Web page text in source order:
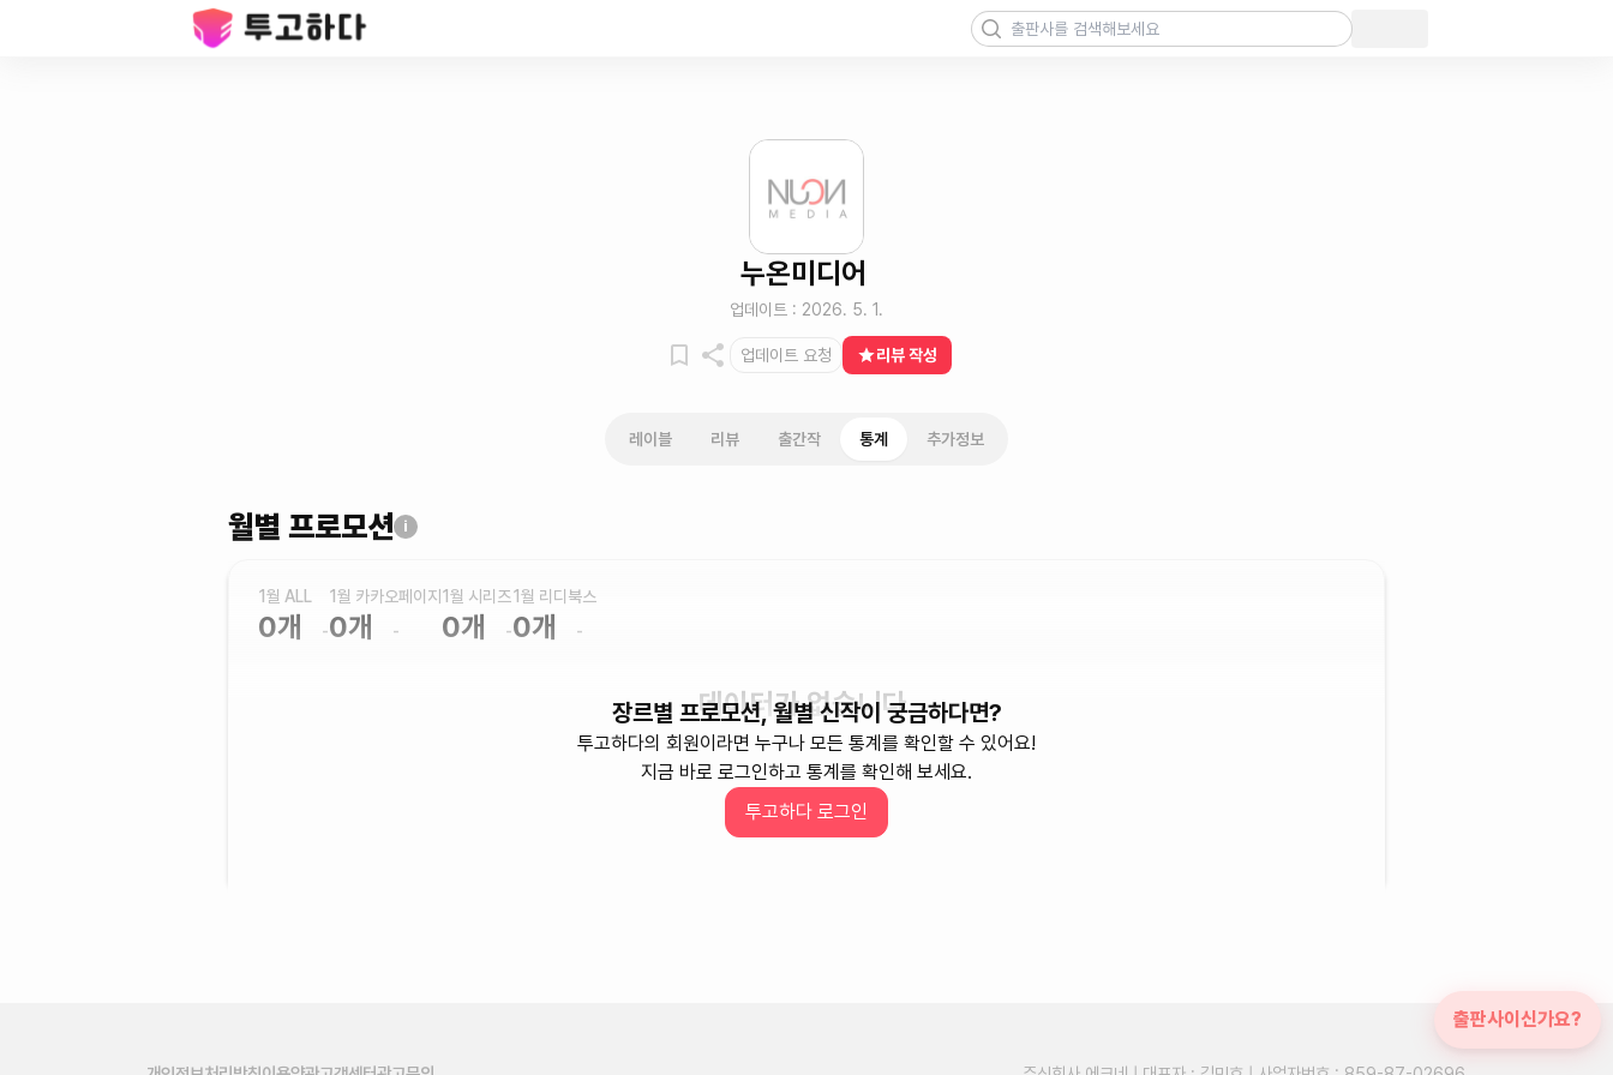
누온미디어
업데이트 : 2026. 5. 1.
업데이트 요청 리뷰 작성
레이블 리뷰 출간작 통계 추가정보
출판사이신가요?
월별 프로모션 i
1월 ALL
0개 -
1월 카카오페이지
0개 -
1월 시리즈
0개 -
1월 리디북스
0개 -
데이터가 없습니다.
* 위의 데이터는 프로모션(3다무, 12다무, 24다무, 매열무, 리다무)을 받은 작품을 기준으로 합니다.
장르별 프로모션, 월별 신작이 궁금하다면?
투고하다의 회원이라면 누구나 모든 통계를 확인할 수 있어요!
지금 바로 로그인하고 통계를 확인해 보세요.
투고하다 로그인